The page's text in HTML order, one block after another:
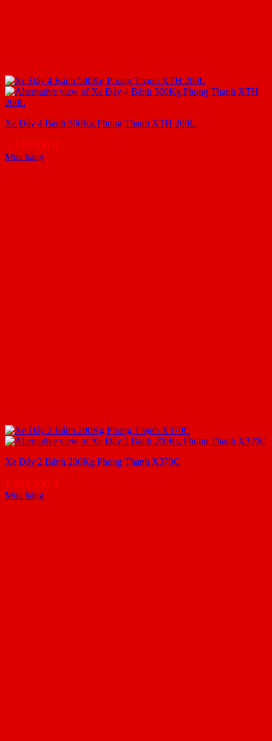
Xe Đẩy 4 Bánh 500Kg Phong Thạnh XTH 200L
3.130.000 ₫
Mua hàng
Xe Đẩy 2 Bánh 200Kg Phong Thạnh X370C
1.180.000 ₫
Mua hàng